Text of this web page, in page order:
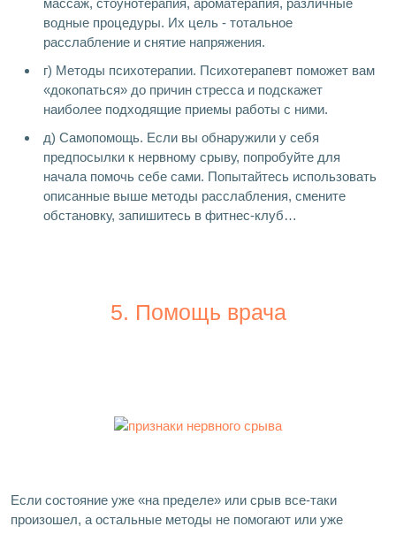
массаж, стоунотерапия, ароматерапия, различные
водные процедуры. Их цель - тотальное
расслабление и снятие напряжения.
г) Методы психотерапии. Психотерапевт поможет вам
«докопаться» до причин стресса и подскажет
наиболее подходящие приемы работы с ними.
д) Самопомощь. Если вы обнаружили у себя
предпосылки к нервному срыву, попробуйте для
начала помочь себе сами. Попытайтесь использовать
описанные выше методы расслабления, смените
обстановку, запишитесь в фитнес-клуб…
5. Помощь врача
Если состояние уже «на пределе» или срыв все-таки
произошел, а остальные методы не помогают или уже